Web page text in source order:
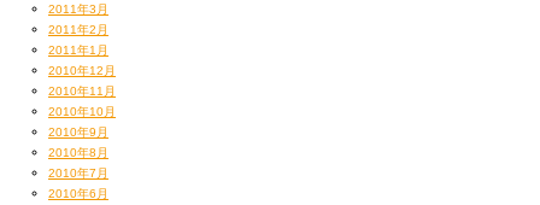
2011年3月
2011年2月
2011年1月
2010年12月
2010年11月
2010年10月
2010年9月
2010年8月
2010年7月
2010年6月